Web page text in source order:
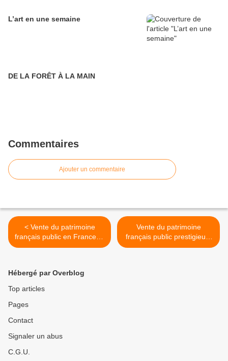
L’art en une semaine
DE LA FORÊT À LA MAIN
Commentaires
Ajouter un commentaire
< Vente du patrimoine
français public en France et
à l'étranger, cela continue...
Vente du patrimoine
français public prestigieux,
suite... >
Hébergé par Overblog
Top articles
Pages
Contact
Signaler un abus
C.G.U.